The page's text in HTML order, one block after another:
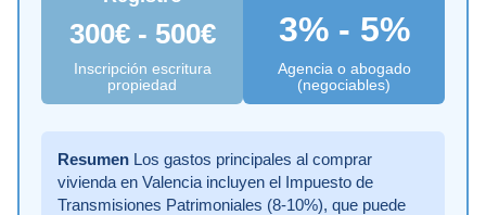
300€ - 500€
Inscripción escritura
propiedad
3% - 5%
Agencia o abogado
(negociables)
Resumen Los gastos principales al comprar
vivienda en Valencia incluyen el Impuesto de
Transmisiones Patrimoniales (8-10%), que puede